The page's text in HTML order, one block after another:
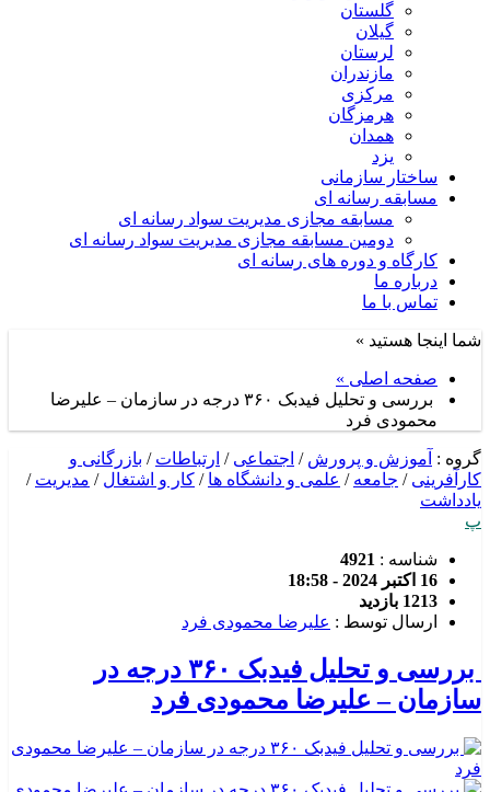
گلستان
گیلان
لرستان
مازندران
مرکزی
هرمزگان
همدان
یزد
ساختار سازمانی
مسابقه رسانه ای
مسابقه مجازی مدیریت سواد رسانه ای
دومین مسابقه مجازی مدیریت سواد رسانه ای
کارگاه و دوره های رسانه ای
درباره ما
تماس با ما
شما اینجا هستید »
صفحه اصلی »
بررسی و تحلیل فیدبک ۳۶۰ درجه در سازمان – علیرضا
محمودی فرد
گروه : آموزش و پرورش / اجتماعی / ارتباطات / بازرگانی و
کارآفرینی / جامعه / علمی و دانشگاه ها / کار و اشتغال / مدیریت /
یادداشت
پ
شناسه : 4921
16 اکتبر 2024 - 18:58
1213 بازدید
ارسال توسط : علیرضا محمودی فرد
بررسی و تحلیل فیدبک ۳۶۰ درجه در
سازمان – علیرضا محمودی فرد